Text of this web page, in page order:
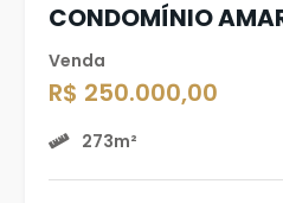
CONDOMÍNIO
Venda
R$ 250.000,00
273m²